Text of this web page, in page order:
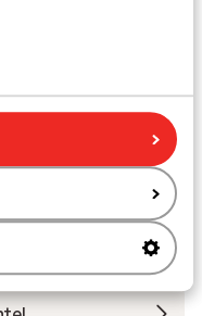
Le Village